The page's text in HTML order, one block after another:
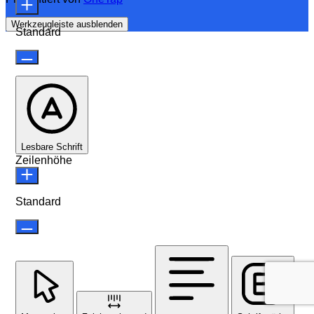
Werkzeugleiste ausblenden
Standard
Lesbare Schrift
Zeilenhöhe
Standard